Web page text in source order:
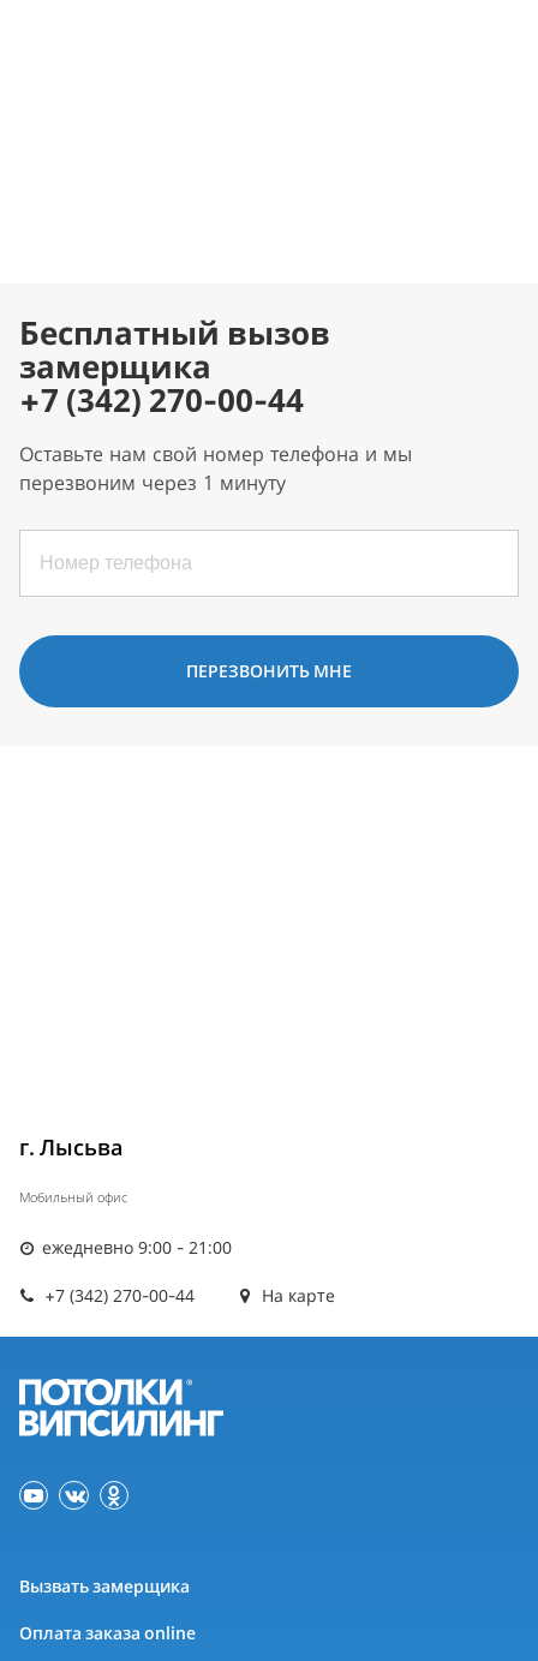
Бесплатный вызов
замерщика
+7 (342) 270-00-44
Оставьте нам свой номер телефона и мы
перезвоним через 1 минуту
ПЕРЕЗВОНИТЬ МНЕ
г. Лысьва
Мобильный офис
ежедневно 9:00 - 21:00
+7 (342) 270-00-44 На карте
Вызвать замерщика
Оплата заказа online